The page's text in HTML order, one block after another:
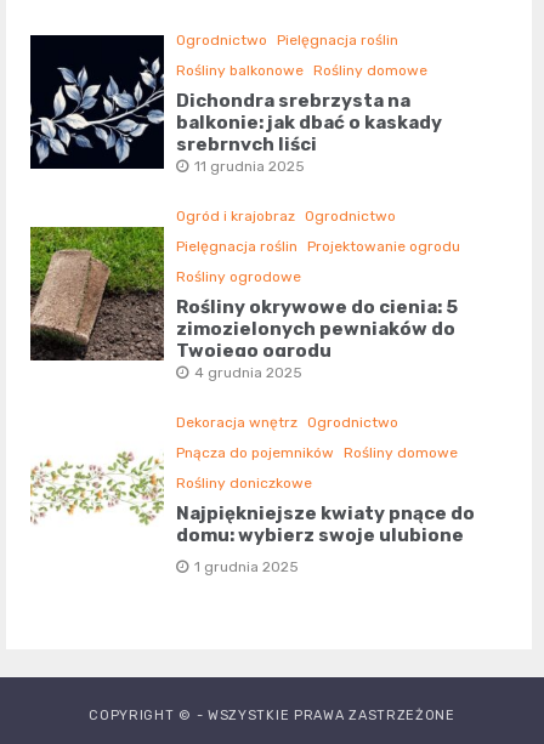
Ogrodnictwo
Pielęgnacja roślin
Rośliny balkonowe Rośliny domowe
Dichondra srebrzysta na
balkonie: jak dbać o kaskady
srebrnych liści
11 grudnia 2025
Ogród i krajobraz Ogrodnictwo
Pielęgnacja roślin
Projektowanie ogrodu
Rośliny ogrodowe
Rośliny okrywowe do cienia: 5
zimozielonych pewniaków do
Twojego ogrodu
4 grudnia 2025
Dekoracja wnętrz Ogrodnictwo
Pnącza do pojemników
Rośliny domowe
Rośliny doniczkowe
Najpiękniejsze kwiaty pnące do
domu: wybierz swoje ulubione
1 grudnia 2025
COPYRIGHT © - WSZYSTKIE PRAWA ZASTRZEŻONE